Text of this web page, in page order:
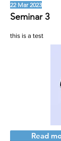
22 Mar 2023
Seminar 3
this is a test
Read